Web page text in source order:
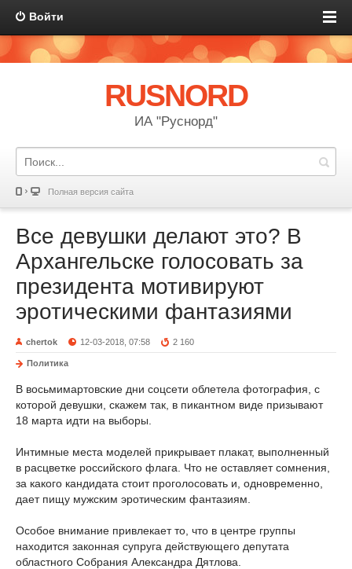
Войти
RUSNORD
ИА "Руснорд"
Полная версия сайта
Все девушки делают это? В
Архангельске голосовать за
президента мотивируют
эротическими фантазиями
chertok 12-03-2018, 07:58 2 160
Политика
В восьмимартовские дни соцсети облетела фотография, с
которой девушки, скажем так, в пикантном виде призывают
18 марта идти на выборы.
Интимные места моделей прикрывает плакат, выполненный
в расцветке российского флага. Что не оставляет сомнения,
за какого кандидата стоит проголосовать и, одновременно,
дает пищу мужским эротическим фантазиям.
Особое внимание привлекает то, что в центре группы
находится законная супруга действующего депутата
областного Собрания Александра Дятлова.